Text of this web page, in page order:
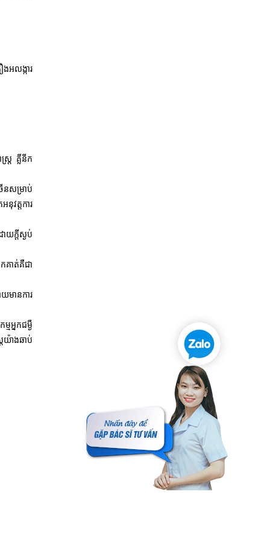
អលង្ការ
ស្រ្ត គ្លីនីក
នសម្រាប់
វត្តការ
ោយក្តីស្ងប់
កគាត់គឺជា
មានការ
អ្នកជម្ងឺ
យ៉ាងឆាប់